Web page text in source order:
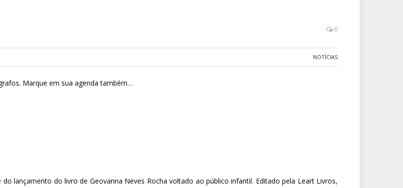
0
NOTÍCIAS
Marque em sua agenda também…
lançamento do livro de Geovanna Neves Rocha voltado ao público infantil. Editado pela Leart Livros,